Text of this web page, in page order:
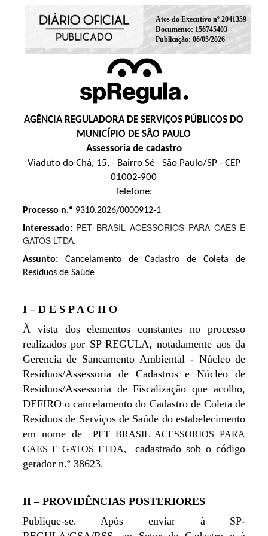
Atos do Executivo nº 2041359
Documento: 156745403
Publicação: 06/05/2026
AGÊNCIA REGULADORA DE SERVIÇOS PÚBLICOS DO
MUNICÍPIO DE SÃO PAULO
Assessoria de cadastro
Viaduto do Chá, 15, - Bairro Sé - São Paulo/SP - CEP
01002-900
Telefone:
Processo n.º 9310.2026/0000912-1
Interessado: PET BRASIL ACESSORIOS PARA CAES E
GATOS LTDA.
Assunto: Cancelamento de Cadastro de Coleta de
Resíduos de Saúde
I – D E S P A C H O
À vista dos elementos constantes no processo
realizados por SP REGULA, notadamente aos da
Gerencia de Saneamento Ambiental - Núcleo de
Resíduos/Assessoria de Cadastros e Núcleo de
Resíduos/Assessoria de Fiscalização que acolho,
DEFIRO o cancelamento do Cadastro de Coleta de
Resíduos de Serviços de Saúde do estabelecimento
em nome de
PET BRASIL ACESSORIOS PARA
CAES E GATOS LTDA,
cadastrado sob o código
gerador n.º 38623.
II – PROVIDÊNCIAS POSTERIORES
Publique-se. Após enviar à SP-